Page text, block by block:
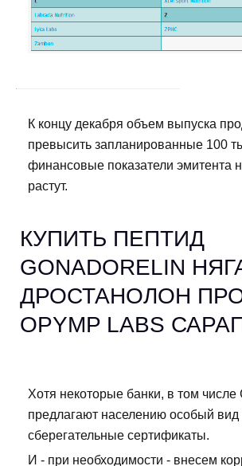
К концу декабря объем выпуска
превысить запланированные 100
финансовые показатели эмитента
растут.
КУПИТЬ ПЕПТИД
GONADORELIN
ДРОСТАНОЛОН
OPYMP LABS
Хотя некоторые банки, в том числе
предлагают населению особый
сберегательные сертификаты.
И - при необходимости - внесем